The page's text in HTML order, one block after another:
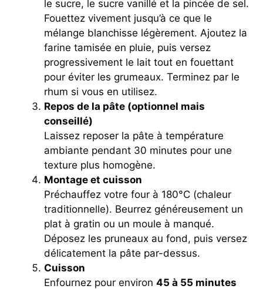
le sucre, le sucre vanillé et la pincée de sel.
Fouettez vivement jusqu’à ce que le
mélange blanchisse légèrement. Ajoutez la
farine tamisée en pluie, puis versez
progressivement le lait tout en fouettant
pour éviter les grumeaux. Terminez par le
rhum si vous en utilisez.
Repos de la pâte (optionnel mais
conseillé)
Laissez reposer la pâte à température
ambiante pendant 30 minutes pour une
texture plus homogène.
Montage et cuisson
Préchauffez votre four à 180°C (chaleur
traditionnelle). Beurrez généreusement un
plat à gratin ou un moule à manqué.
Déposez les pruneaux au fond, puis versez
délicatement la pâte par-dessus.
Cuisson
Enfournez pour environ 45 à 55 minutes